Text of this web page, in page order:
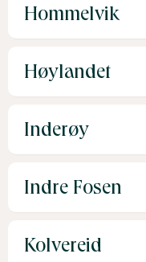
Hommelvik
Høylandet
Inderøy
Indre Fosen
Kolvereid